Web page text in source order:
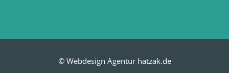
© Webdesign Agentur hatzak.de